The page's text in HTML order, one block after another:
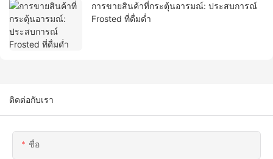
การขายสินค้าที่กระตุ้นอารมณ์: ประสบการณ์
Frosted ที่ดื่มด่ำ
ติดต่อกับเรา
ชื่อ